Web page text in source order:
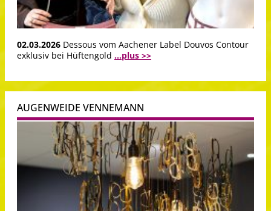
02.03.2026 Dessous vom Aachener Label Douvos Contour
exklusiv bei Hüftengold ...plus >>
AUGENWEIDE VENNEMANN